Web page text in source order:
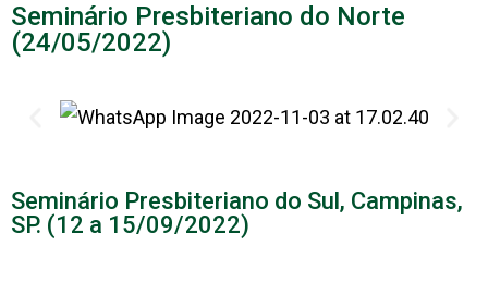
Seminário Presbiteriano do Norte
(24/05/2022)
Seminário Presbiteriano do Sul, Campinas,
SP. (12 a 15/09/2022)